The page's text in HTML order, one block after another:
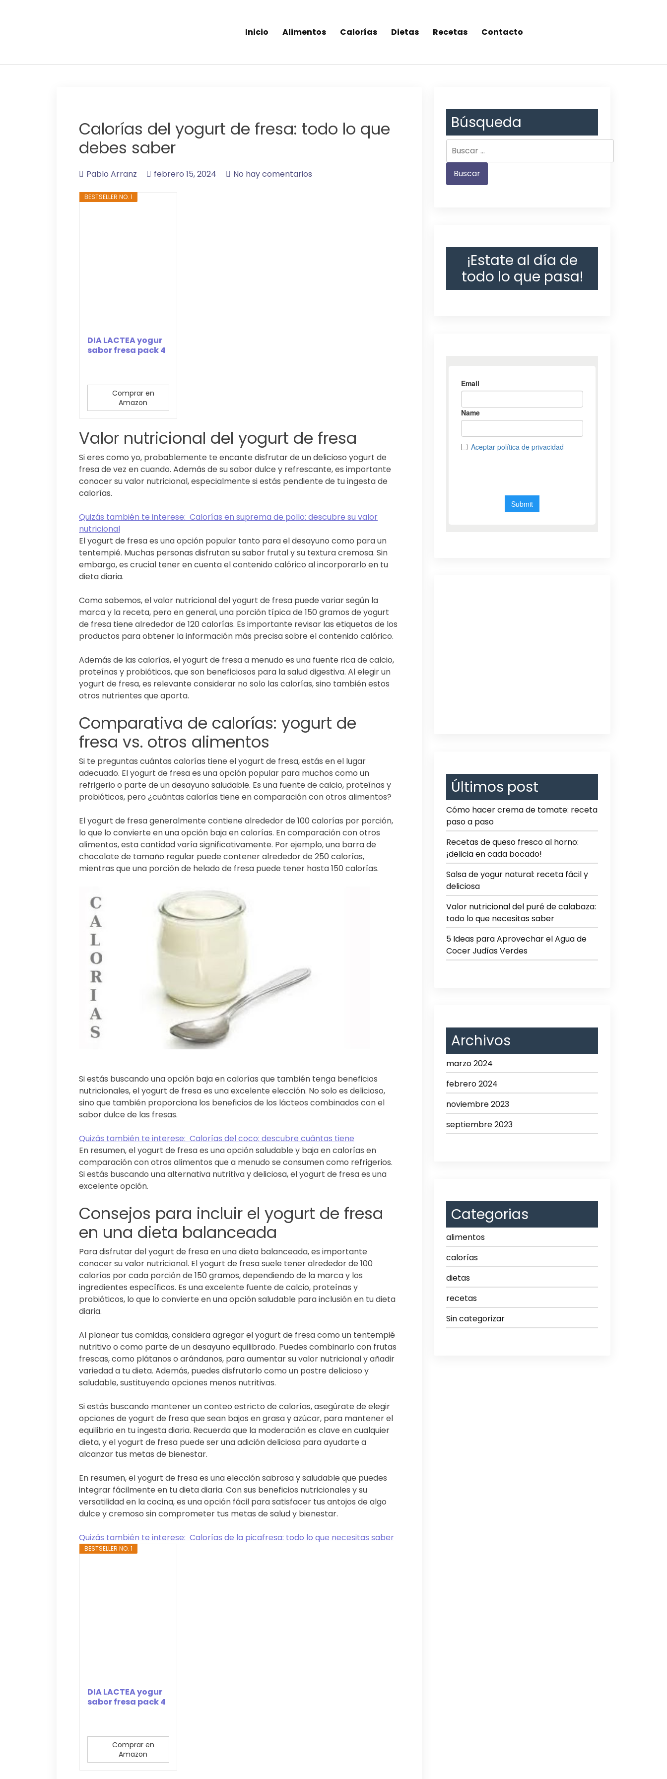
Inicio Alimentos Calorías Dietas Recetas Contacto
Calorías del yogurt de fresa: todo lo que
debes saber
Pablo Arranz febrero 15, 2024 No hay comentarios
BESTSELLER NO. 1
DIA LACTEA yogur
sabor fresa pack 4
Comprar en
Amazon
Valor nutricional del yogurt de fresa
Si eres como yo, probablemente te encante disfrutar de un delicioso yogurt de
fresa de vez en cuando. Además de su sabor dulce y refrescante, es importante
conocer su valor nutricional, especialmente si estás pendiente de tu ingesta de
calorías.
Quizás también te interese: Calorías en suprema de pollo: descubre su valor
nutricional
El yogurt de fresa es una opción popular tanto para el desayuno como para un
tentempié. Muchas personas disfrutan su sabor frutal y su textura cremosa. Sin
embargo, es crucial tener en cuenta el contenido calórico al incorporarlo en tu
dieta diaria.
Como sabemos, el valor nutricional del yogurt de fresa puede variar según la
marca y la receta, pero en general, una porción típica de 150 gramos de yogurt
de fresa tiene alrededor de 120 calorías. Es importante revisar las etiquetas de los
productos para obtener la información más precisa sobre el contenido calórico.
Además de las calorías, el yogurt de fresa a menudo es una fuente rica de calcio,
proteínas y probióticos, que son beneficiosos para la salud digestiva. Al elegir un
yogurt de fresa, es relevante considerar no solo las calorías, sino también estos
otros nutrientes que aporta.
Comparativa de calorías: yogurt de
fresa vs. otros alimentos
Si te preguntas cuántas calorías tiene el yogurt de fresa, estás en el lugar
adecuado. El yogurt de fresa es una opción popular para muchos como un
refrigerio o parte de un desayuno saludable. Es una fuente de calcio, proteínas y
probióticos, pero ¿cuántas calorías tiene en comparación con otros alimentos?
El yogurt de fresa generalmente contiene alrededor de 100 calorías por porción,
lo que lo convierte en una opción baja en calorías. En comparación con otros
alimentos, esta cantidad varía significativamente. Por ejemplo, una barra de
chocolate de tamaño regular puede contener alrededor de 250 calorías,
mientras que una porción de helado de fresa puede tener hasta 150 calorías.
Si estás buscando una opción baja en calorías que también tenga beneficios
nutricionales, el yogurt de fresa es una excelente elección. No solo es delicioso,
sino que también proporciona los beneficios de los lácteos combinados con el
sabor dulce de las fresas.
Quizás también te interese: Calorías del coco: descubre cuántas tiene
En resumen, el yogurt de fresa es una opción saludable y baja en calorías en
comparación con otros alimentos que a menudo se consumen como refrigerios.
Si estás buscando una alternativa nutritiva y deliciosa, el yogurt de fresa es una
excelente opción.
Consejos para incluir el yogurt de fresa
en una dieta balanceada
Para disfrutar del yogurt de fresa en una dieta balanceada, es importante
conocer su valor nutricional. El yogurt de fresa suele tener alrededor de 100
calorías por cada porción de 150 gramos, dependiendo de la marca y los
ingredientes específicos. Es una excelente fuente de calcio, proteínas y
probióticos, lo que lo convierte en una opción saludable para inclusión en tu dieta
diaria.
Al planear tus comidas, considera agregar el yogurt de fresa como un tentempié
nutritivo o como parte de un desayuno equilibrado. Puedes combinarlo con frutas
frescas, como plátanos o arándanos, para aumentar su valor nutricional y añadir
variedad a tu dieta. Además, puedes disfrutarlo como un postre delicioso y
saludable, sustituyendo opciones menos nutritivas.
Si estás buscando mantener un conteo estricto de calorías, asegúrate de elegir
opciones de yogurt de fresa que sean bajos en grasa y azúcar, para mantener el
equilibrio en tu ingesta diaria. Recuerda que la moderación es clave en cualquier
dieta, y el yogurt de fresa puede ser una adición deliciosa para ayudarte a
alcanzar tus metas de bienestar.
En resumen, el yogurt de fresa es una elección sabrosa y saludable que puedes
integrar fácilmente en tu dieta diaria. Con sus beneficios nutricionales y su
versatilidad en la cocina, es una opción fácil para satisfacer tus antojos de algo
dulce y cremoso sin comprometer tus metas de salud y bienestar.
Quizás también te interese: Calorías de la picafresa: todo lo que necesitas saber
BESTSELLER NO. 1
DIA LACTEA yogur
sabor fresa pack 4
Comprar en
Amazon
Búsqueda
¡Estate al día de
todo lo que pasa!
Últimos post
Cómo hacer crema de tomate: receta
paso a paso
Recetas de queso fresco al horno:
¡delicia en cada bocado!
Salsa de yogur natural: receta fácil y
deliciosa
Valor nutricional del puré de calabaza:
todo lo que necesitas saber
5 Ideas para Aprovechar el Agua de
Cocer Judías Verdes
Archivos
marzo 2024
febrero 2024
noviembre 2023
septiembre 2023
Categorias
alimentos
calorías
dietas
recetas
Sin categorizar